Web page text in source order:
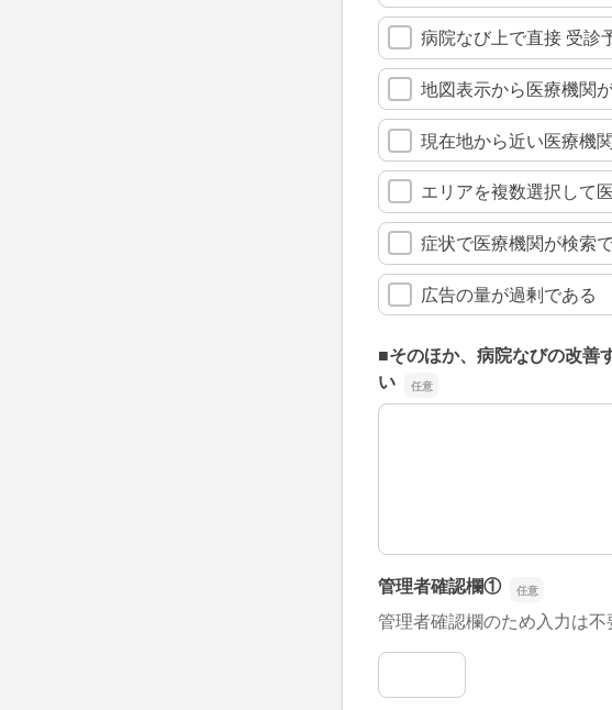
病院なび上で直接 受診
地図表示から医療機関
現在地から近い医療機
エリアを複数選択して
症状で医療機関が検索
広告の量が過剰である
■そのほか、病院なびの改善
い
■そのほか、病院なびの改善
管理者確認欄①
管理者確認欄のため入力は不
管理者確認欄①